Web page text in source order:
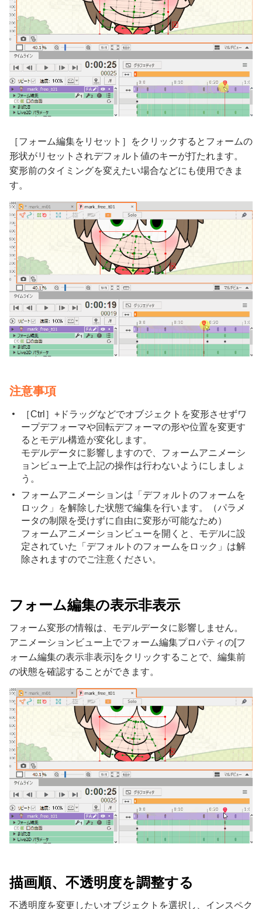
［フォーム編集をリセット］をクリックするとフォームの
形状がリセットされデフォルト値のキーが打たれます。
変形前のタイミングを変えたい場合などにも使用できま
す。
注意事項
［Ctrl］+ドラッグなどでオブジェクトを変形させずワ
ープデフォーマや回転デフォーマの形や位置を変更す
るとモデル構造が変化します。
モデルデータに影響しますので、フォームアニメーシ
ョンビュー上で上記の操作は行わないようにしましょ
う。
フォームアニメーションは「デフォルトのフォームを
ロック」を解除した状態で編集を行います。（パラメ
ータの制限を受けずに自由に変形が可能なため）
フォームアニメーションビューを開くと、モデルに設
定されていた「デフォルトのフォームをロック」は解
除されますのでご注意ください。
フォーム編集の表示非表示
フォーム変形の情報は、モデルデータに影響しません。
アニメーションビュー上でフォーム編集プロパティの[フ
ォーム編集の表示非表示]をクリックすることで、編集前
の状態を確認することができます。
描画順、不透明度を調整する
不透明度を変更したいオブジェクトを選択し、インスペク